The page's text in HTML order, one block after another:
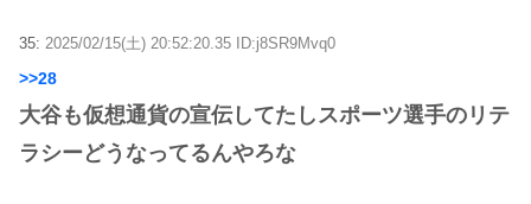
35: 2025/02/15(土) 20:52:20.35 ID:j8SR9Mvq0
>>28
大谷も仮想通貨の宣伝してたしスポーツ選手のリテ
ラシーどうなってるんやろな